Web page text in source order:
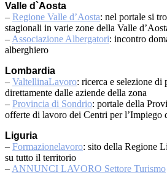
Valle d`Aosta
– Regione Valle d’Aosta: nel portale si
stagionali in varie zone della Valle
– Associazione Albergatori: incontro
alberghiero
Lombardia
– ValtellinaLavoro: ricerca e selezione di
direttamente dalle aziende della zona
– Provincia di Sondrio: portale della
offerte di lavoro dei Centri per l’Impiego
Liguria
– Formazionelavoro: sito della Regione
su tutto il territorio
– ANNUNCI LAVORO Settore Turismo